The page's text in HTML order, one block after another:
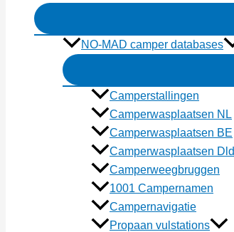
NO-MAD camper databases
Camperstallingen
Camperwasplaatsen NL
Camperwasplaatsen BE
Camperwasplaatsen Dld
Camperweegbruggen
1001 Campernamen
Campernavigatie
Propaan vulstations